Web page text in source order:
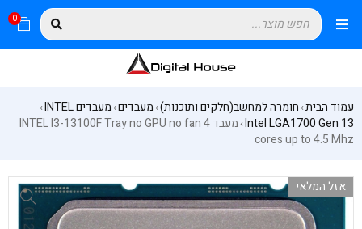
0
עמוד הבית›חומרה למחשב(חלקים ותוכנות)›מעבדים›מעבדים INTEL ›
Intel LGA1700 Gen 13
›
מעבד INTEL I3-13100F Tray no GPU no fan 4
cores up to 4.5 Mhz
אזל המלאי